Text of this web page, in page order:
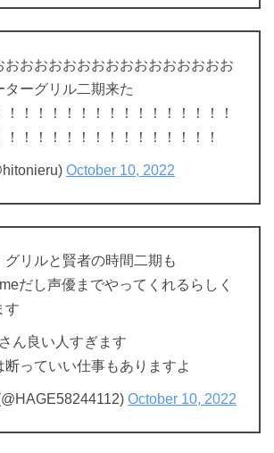
おおおおおおおおおおおおおおおお
ターグリル二期来た
！！！！！！！！！！！！！！！
！！！！！！！！！！！！！！！
October 10, 2022
グリルと賢者の時間二期も
だし声優までやってくれるらしく
す
ん良い人すぎます
断っていい仕事もありますよ
October 10, 2022